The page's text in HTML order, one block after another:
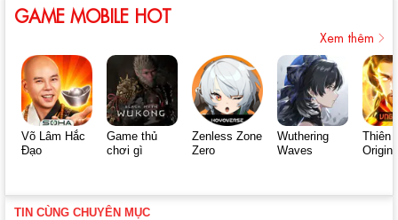
GAME MOBILE HOT
Xem thêm
Võ Lâm Hắc
Đạo
Game thủ
chơi gì
Zenless Zone
Zero
Wuthering
Waves
Thiên
Origin
TIN CÙNG CHUYÊN MỤC